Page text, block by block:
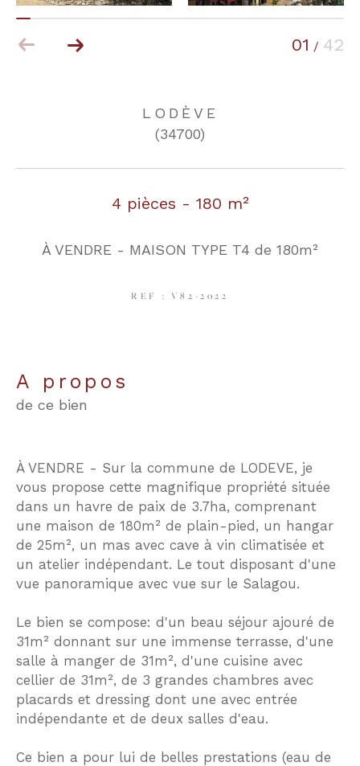
01 / 42
LODÈVE
(34700)
4 pièces - 180 m²
À VENDRE - MAISON TYPE T4 de 180m²
REF : V82-2022
a propos
de ce bien
À VENDRE - Sur la commune de LODEVE, je
vous propose cette magnifique propriété située
dans un havre de paix de 3.7ha, comprenant
une maison de 180m² de plain-pied, un hangar
de 25m², un mas avec cave à vin climatisée et
un atelier indépendant. Le tout disposant d'une
vue panoramique avec vue sur le Salagou.
Le bien se compose: d'un beau séjour ajouré de
31m² donnant sur une immense terrasse, d'une
salle à manger de 31m², d'une cuisine avec
cellier de 31m², de 3 grandes chambres avec
placards et dressing dont une avec entrée
indépendante et de deux salles d'eau.
Ce bien a pour lui de belles prestations (eau de
RECHERCHER